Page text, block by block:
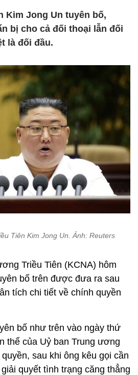
Kim Jong Un tuyên bố,
bị cho cả đối thoại lẫn đối
là đối đầu.
Tiên Kim Jong Un. Ảnh: Reuters
Triều Tiên (KCNA) hôm
bố trên được đưa ra sau
tích chi tiết về chính quyền
bố như trên vào ngày thứ
thể của Uỷ ban Trung ương
sau khi ông kêu gọi cần
quyết tình trạng căng thẳng